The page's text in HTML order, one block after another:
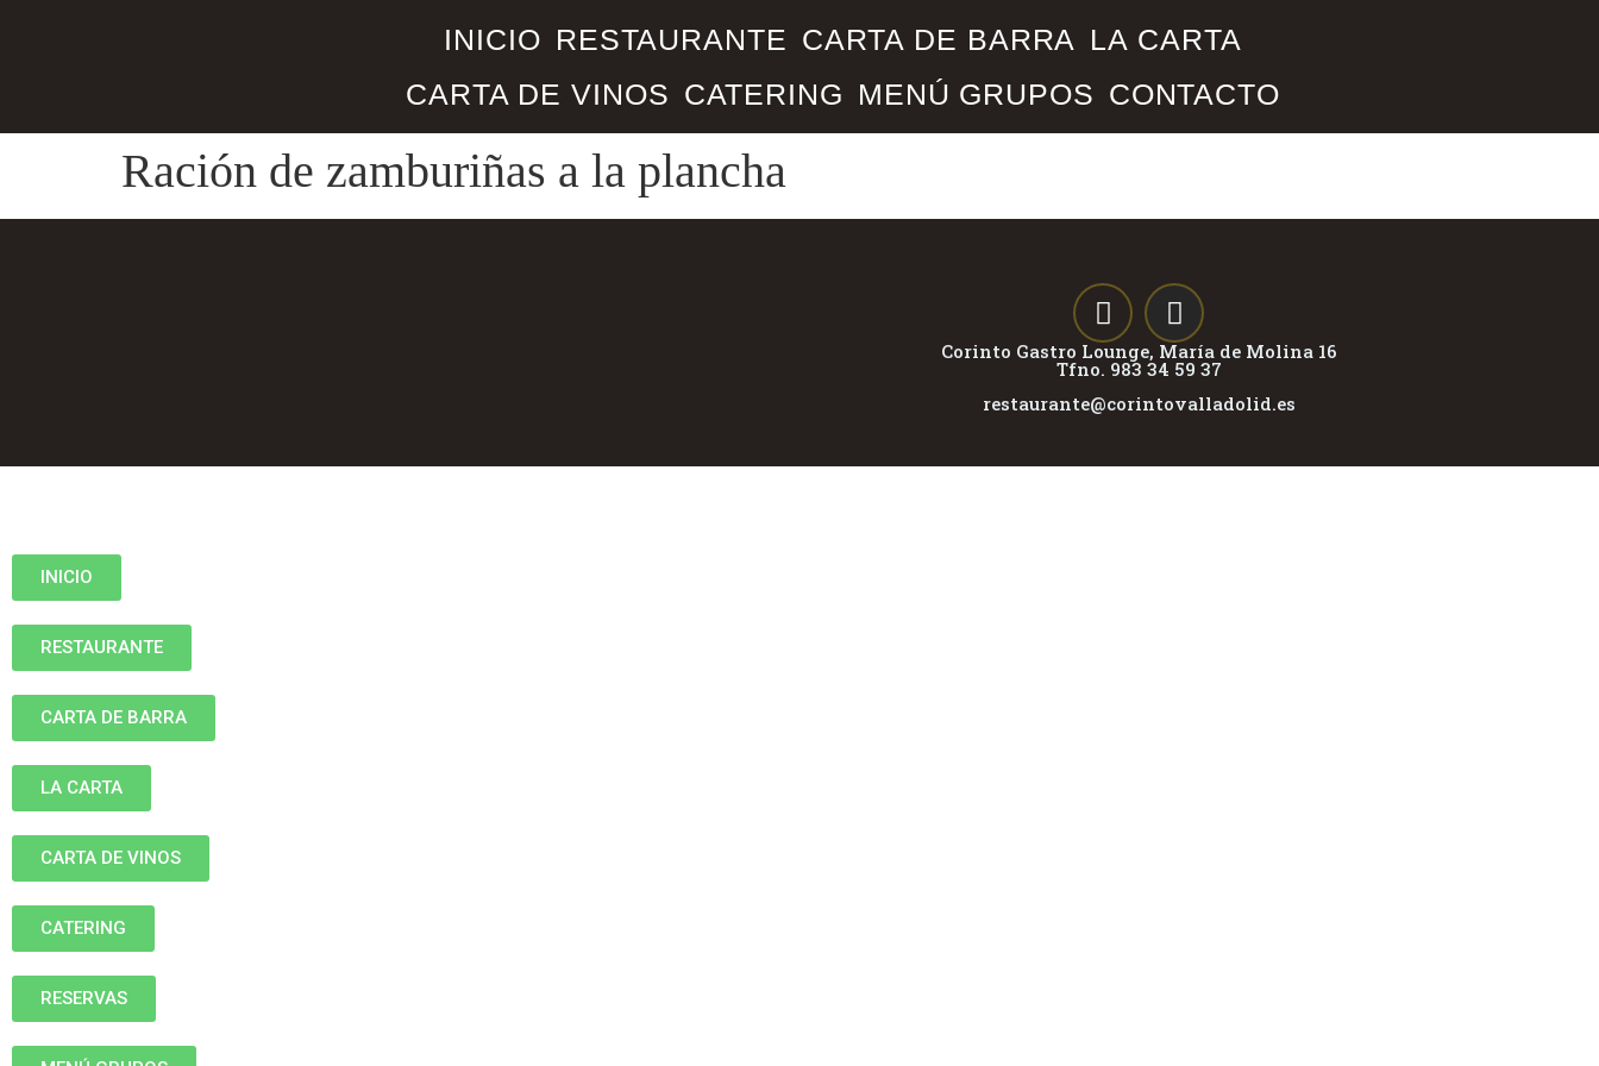
INICIO RESTAURANTE CARTA DE BARRA LA CARTA
CARTA DE VINOS CATERING MENÚ GRUPOS CONTACTO
Ración de zamburiñas a la plancha
Corinto Gastro Lounge, María de Molina 16
Tfno. 983 34 59 37
restaurante@corintovalladolid.es
INICIO
RESTAURANTE
CARTA DE BARRA
LA CARTA
CARTA DE VINOS
CATERING
RESERVAS